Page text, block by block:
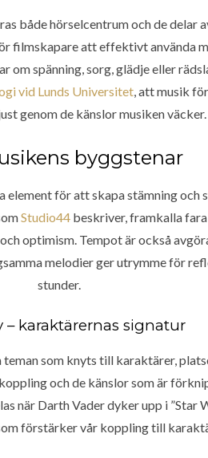
både hörselcentrum och de delar
filmskapare att effektivt använda
om spänning, sorg, glädje eller
vid Lunds Universitet, att musik
genom de känslor musiken väcker.
byggstenar
för att skapa stämning och
Studio44beskriver, framkalla fara
optimism. Tempot är också
melodier ger utrymme för
stunder.
– karaktärernas signatur
som knyts till karaktärer,
och de känslor som är
när Darth Vader dyker upp i ”Star
förstärker vår koppling till